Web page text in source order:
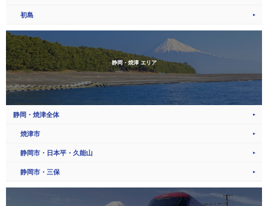
初島
静岡・焼津 エリア
静岡・焼津全体
焼津市
静岡市・日本平・久能山
静岡市・三保